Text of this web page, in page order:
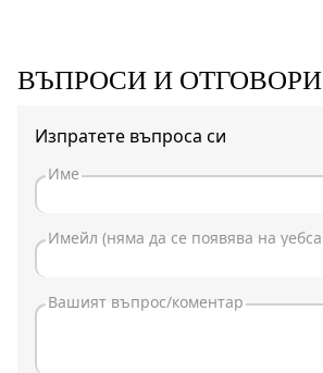
ВЪПРОСИ И ОТГОВОРИ
Изпратете въпроса си